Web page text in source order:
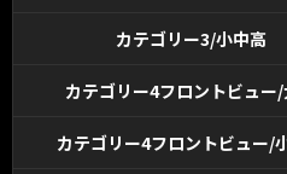
カテゴリー3/小中高
カテゴリー4フロントビュー/
カテゴリー4フロントビュー/